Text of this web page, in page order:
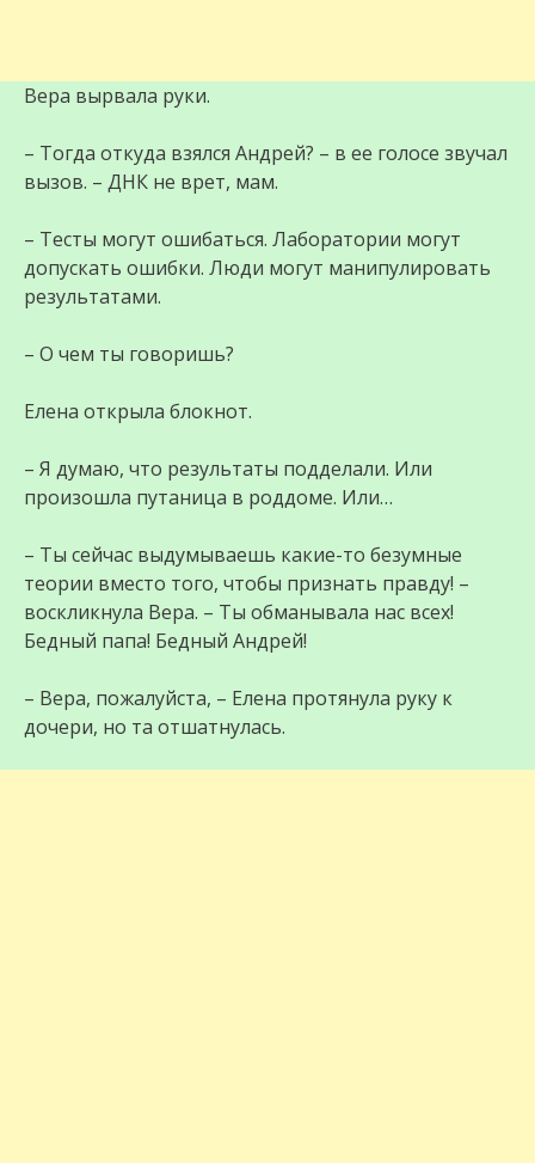
Вера вырвала руки.
– Тогда откуда взялся Андрей? – в ее голосе звучал
вызов. – ДНК не врет, мам.
– Тесты могут ошибаться. Лаборатории могут
допускать ошибки. Люди могут манипулировать
результатами.
– О чем ты говоришь?
Елена открыла блокнот.
– Я думаю, что результаты подделали. Или
произошла путаница в роддоме. Или…
– Ты сейчас выдумываешь какие-то безумные
теории вместо того, чтобы признать правду! –
воскликнула Вера. – Ты обманывала нас всех!
Бедный папа! Бедный Андрей!
– Вера, пожалуйста, – Елена протянула руку к
дочери, но та отшатнулась.